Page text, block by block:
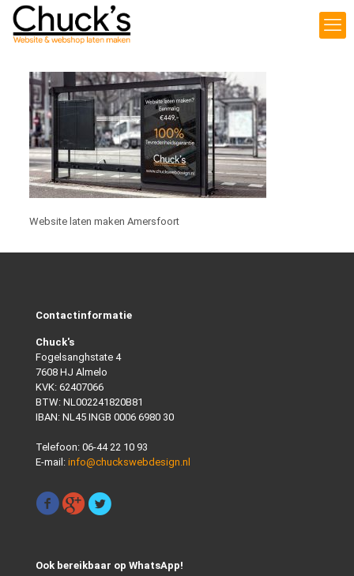
Website laten maken Amersfoort
Contactinformatie
Chuck's
Fogelsanghstate 4
7608 HJ Almelo
KVK: 62407066
BTW: NL002241820B81
IBAN: NL45 INGB 0006 6980 30
Telefoon: 06-44 22 10 93
E-mail: info@chuckswebdesign.nl
Ook bereikbaar op WhatsApp!